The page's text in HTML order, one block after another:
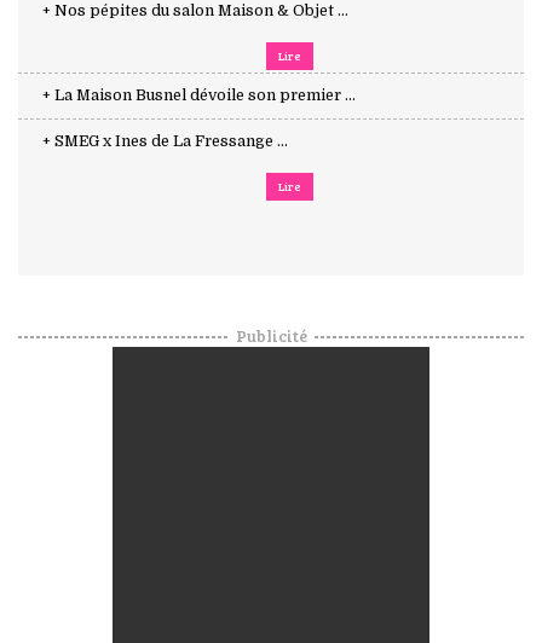
+ Nos pépites du salon Maison & Objet ...
Lire
+ La Maison Busnel dévoile son premier ...
+ SMEG x Ines de La Fressange ...
Lire
Publicité